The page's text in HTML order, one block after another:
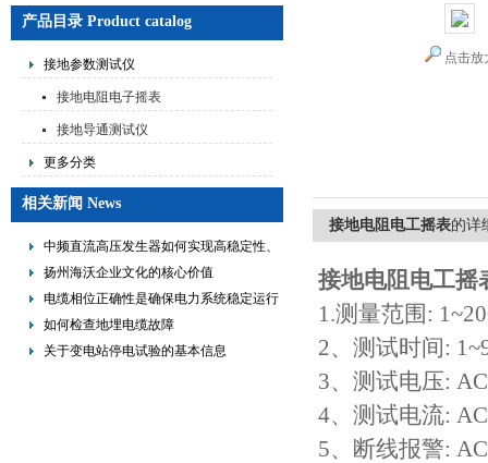
产品目录 Product catalog
接地参数测试仪
接地电阻电子摇表
接地导通测试仪
更多分类
相关新闻 News
中频直流高压发生器如何实现高稳定性、
低纹波与便携式设计？
扬州海沃企业文化的核心价值
电缆相位正确性是确保电力系统稳定运行
的重要措施
如何检查地埋电缆故障
关于变电站停电试验的基本信息
点击放
接地电阻电工摇表的详
接地电阻电工摇
1.测量范围:
2、测试时间:
3、测试电压:
4、测试电流:
5、断线报警: